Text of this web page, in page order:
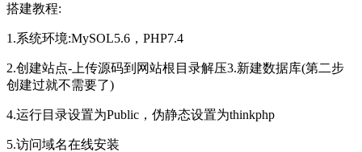
搭建教程:
1.系统环境:MySOL5.6，PHP7.4
2.创建站点-上传源码到网站根目录解压3.新建数据库(第二步
创建过就不需要了)
4.运行目录设置为Public，伪静态设置为thinkphp
5.访问域名在线安装